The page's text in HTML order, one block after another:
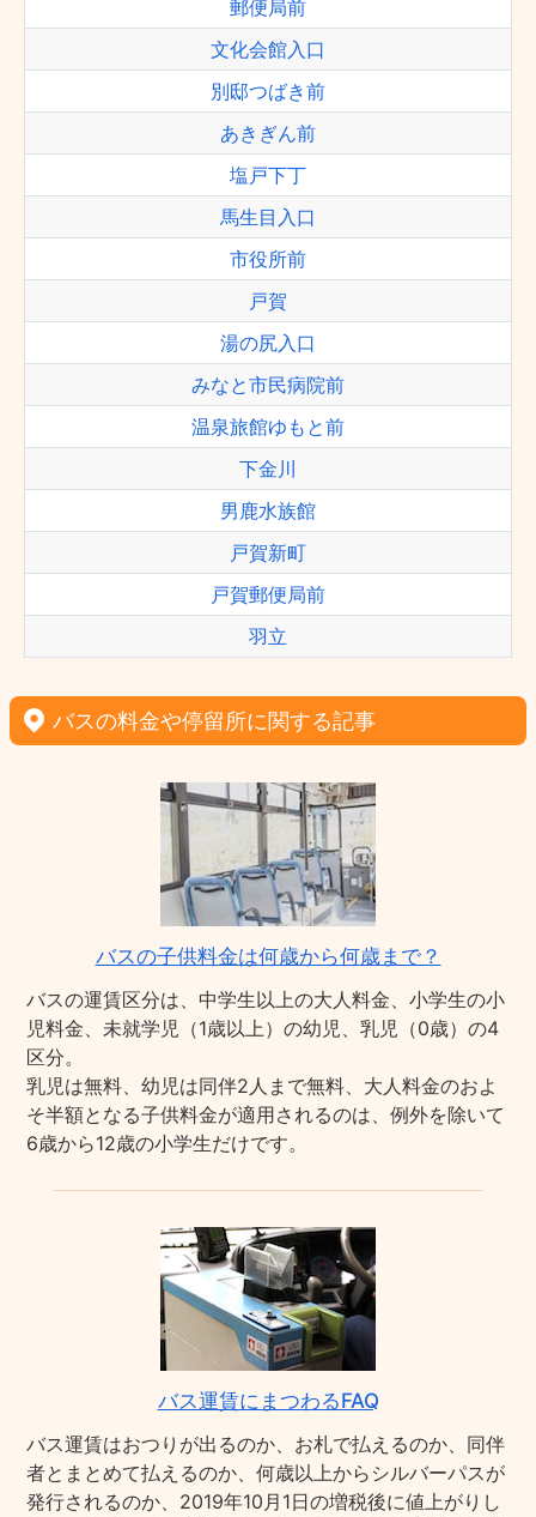
郵便局前
文化会館入口
別邸つばき前
あきぎん前
塩戸下丁
馬生目入口
市役所前
戸賀
湯の尻入口
みなと市民病院前
温泉旅館ゆもと前
下金川
男鹿水族館
戸賀新町
戸賀郵便局前
羽立
バスの料金や停留所に関する記事
バスの子供料金は何歳から何歳まで？
バスの運賃区分は、中学生以上の大人料金、小学生の小
児料金、未就学児（1歳以上）の幼児、乳児（0歳）の4
区分。
乳児は無料、幼児は同伴2人まで無料、大人料金のおよ
そ半額となる子供料金が適用されるのは、例外を除いて
6歳から12歳の小学生だけです。
バス運賃にまつわるFAQ
バス運賃はおつりが出るのか、お札で払えるのか、同伴
者とまとめて払えるのか、何歳以上からシルバーパスが
発行されるのか、2019年10月1日の増税後に値上がりし